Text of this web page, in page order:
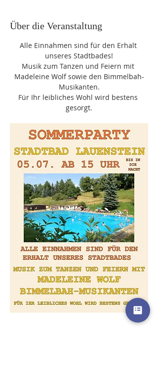
Über die Veranstaltung
Alle Einnahmen sind für den Erhalt
unseres Stadtbades!
Musik zum Tanzen und Feiern mit
Madeleine Wolf sowie den Bimmelbah-
Musikanten.
Für Ihr leibliches Wohl wird bestens
gesorgt.